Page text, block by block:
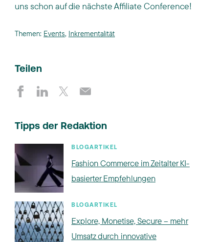
uns schon auf die nächste Affiliate Conference!
Themen: Events, Inkrementalität
Teilen
Tipps der Redaktion
BLOGARTIKEL
Fashion Commerce im Zeitalter KI-
basierter Empfehlungen
BLOGARTIKEL
Explore, Monetise, Secure – mehr
Umsatz durch innovative